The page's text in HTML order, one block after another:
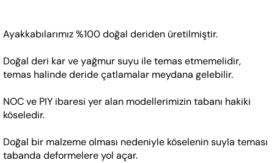
Ayakkabılarımız %100 doğal deriden üretilmiştir.
Doğal deri kar ve yağmur suyu ile temas etmemelidir,
temas halinde deride çatlamalar meydana gelebilir.
NOC ve PIY ibaresi yer alan modellerimizin tabanı hakiki
köseledir.
Doğal bir malzeme olması nedeniyle köselenin suyla teması
tabanda deformelere yol açar.